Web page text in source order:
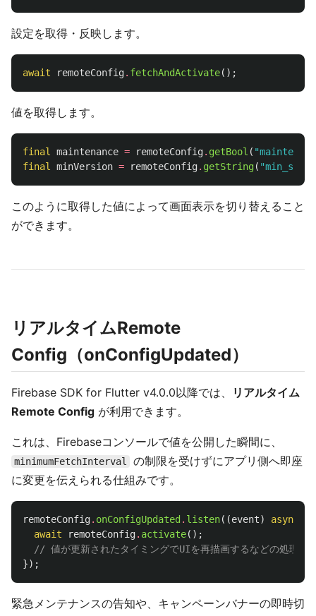
設定を取得・反映します。
await remoteConfig. fetchAndActivate();
値を取得します。
final maintenance = remoteConfig. getBool (
final
minVersion = remoteConfig. getString(
このように取得した値によって画面表示を切り替えること
ができます。
リアルタイムRemote
Config（onConfigUpdated）
Firebase SDK for Flutter v4.0.0以降では、
リアルタイム
Remote Config が利用できます。
これは、Firebaseコンソールで値を公開した瞬間に、
minimumFetchInterval
の制限を受けずにアプリ側へ即座
に変更を伝えられる仕組みです。
remoteConfig. onConfigUpdated . listen((event) async
await
remoteConfig. activate();
// 値が更新されたタイミングでUIを再描画するなどの処理
});
緊急メンテナンスの告知や、キャンペーンバナーの即時切